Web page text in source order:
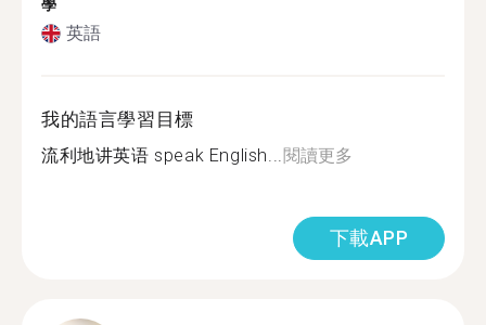
學
英語
我的語言學習目標
流利地讲英语 speak English...閱讀更多
下載APP